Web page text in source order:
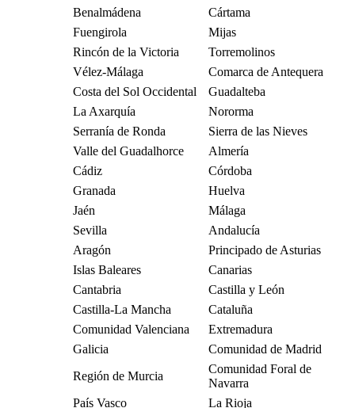
Benalmádena
Cártama
Fuengirola
Mijas
Rincón de la Victoria
Torremolinos
Vélez-Málaga
Comarca de Antequera
Costa del Sol Occidental
Guadalteba
La Axarquía
Nororma
Serranía de Ronda
Sierra de las Nieves
Valle del Guadalhorce
Almería
Cádiz
Córdoba
Granada
Huelva
Jaén
Málaga
Sevilla
Andalucía
Aragón
Principado de Asturias
Islas Baleares
Canarias
Cantabria
Castilla y León
Castilla-La Mancha
Cataluña
Comunidad Valenciana
Extremadura
Galicia
Comunidad de Madrid
Región de Murcia
Comunidad Foral de
Navarra
País Vasco
La Rioja